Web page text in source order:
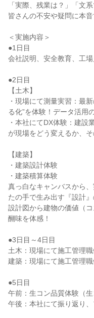
「実際、残業は？」「文
皆さんの不安や疑問に本音
＜実施内容＞
●1日目
会社説明、安全教育、工
●2日目
【土木】
・現場にて測量実習：最
る化”を体験！データ活用
・本社にてDX体験：建設
が現場をどう変えるか、
【建築】
・建築設計体験
・建築積算体験
真っ白なキャンバスから
たの手で生み出す『設計
設計図から建物の価値（
醐味を体感！
●3日目～4日目
土木：現場にて施工管理
建築：現場にて施工管理
●5日目
午前：生コン品質体験（生
午後：本社にて振り返り